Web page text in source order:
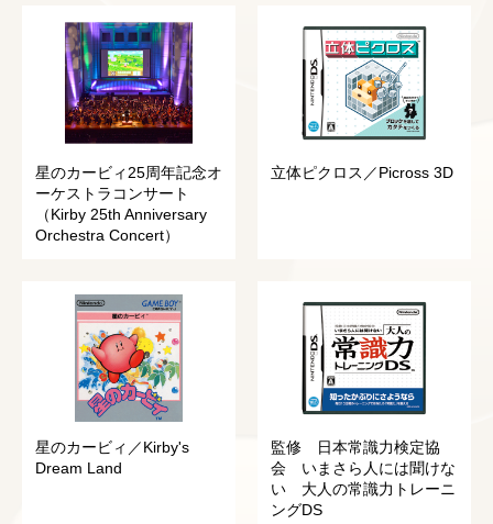
星のカービィ25周年記念オ
ーケストラコンサート
（Kirby 25th Anniversary
Orchestra Concert）
立体ピクロス／Picross 3D
星のカービィ／Kirby's
Dream Land
監修 日本常識力検定協
会 いまさら人には聞けな
い 大人の常識力トレーニ
ングDS